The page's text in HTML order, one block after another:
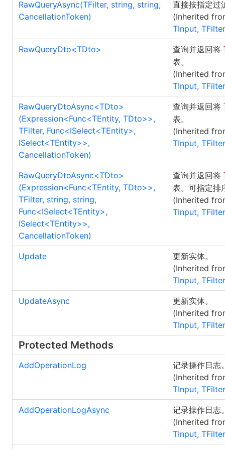
RawQueryAsync(TFilter, string, string,
CancellationToken)
直接按指定过
(Inherited
TInput, TFilter
RawQueryDto<TDto> 查询并返回将
表。
(Inherited
TInput, TFilter
RawQueryDtoAsync<TDto>
(Expression<Func<TEntity, TDto>>,
TFilter, Func<ISelect<TEntity>,
ISelect<TEntity>>,
CancellationToken)
查询并返回将
表。
(Inherited
TInput, TFilter
RawQueryDtoAsync<TDto>
(Expression<Func<TEntity, TDto>>,
TFilter, string, string,
Func<ISelect<TEntity>,
ISelect<TEntity>>,
CancellationToken)
查询并返回将
表。可指定排
(Inherited
TInput, TFilter
Update
更新实体。
(Inherited
TInput, TFilter
UpdateAsync
更新实体。
(Inherited
TInput, TFilter
Protected Methods
AddOperationLog
记录操作日志
(Inherited
TInput, TFilter
AddOperationLogAsync
记录操作日志
(Inherited
TInput, TFilter